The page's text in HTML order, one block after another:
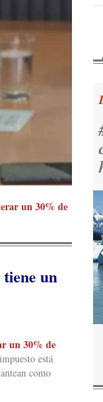
un 30% de
un
un 30% de
está
como